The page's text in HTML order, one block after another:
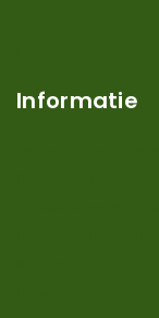
Informatie